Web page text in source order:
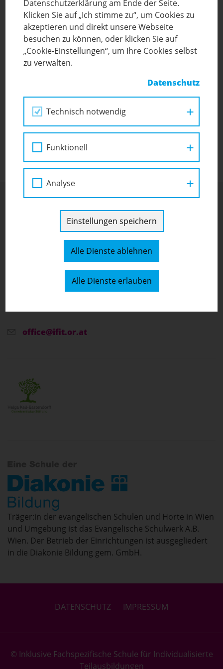
29/ SEP 2025
Herzlich willkommen auf unserer
präsentieren zu können – inklusive neuem Logo, das
unsere Arbeit und unsere Werte als inklusive Schule
widerspiegelt!
IFIT- und BeFIT: Inklusive Schulen
Auf der Karte anzeigen]
office@ifit.or.at
Träger:in der evangelischen Schulen und Horte in Wien
und Umgebung ist das Evangelische Schulwerk A.B.
Wien. Der Betrieb der Einrichtungen ist ausgegliedert
in die Diakonie Bildung gem. GmbH.
© Inklusive Fachspezifische Schule für Individualisierte
Teilausbildungen
DATENSCHUTZ IMPRESSUM
Datenschutzerklärung am Ende der Seite.
Klicken Sie auf „Ich stimme zu“, um Cookies zu
akzeptieren und direkt unsere Webseite
besuchen zu können, oder klicken Sie auf
„Cookie-Einstellungen“, um Ihre Cookies selbst
zu verwalten.
Datenschutz
Technisch notwendig
Funktionell
Analyse
Einstellungen speichern
Alle Dienste ablehnen
Alle Dienste erlauben